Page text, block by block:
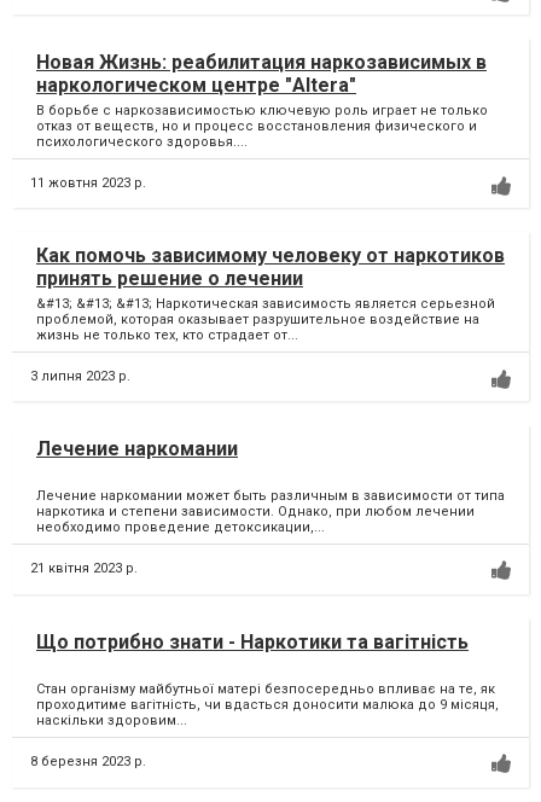
Новая Жизнь: реабилитация наркозависимых в
наркологическом центре "Altera"
В борьбе с наркозависимостью ключевую роль играет не только
отказ от веществ, но и процесс восстановления физического и
психологического здоровья....
11 жовтня 2023 р.
Как помочь зависимому человеку от наркотиков
принять решение о лечении
&#13; &#13; &#13; Наркотическая зависимость является серьезной
проблемой, которая оказывает разрушительное воздействие на
жизнь не только тех, кто страдает от...
3 липня 2023 р.
Лечение наркомании
Лечение наркомании может быть различным в зависимости от типа
наркотика и степени зависимости. Однако, при любом лечении
необходимо проведение детоксикации,...
21 квітня 2023 р.
Що потрибно знати - Наркотики та вагітність
Стан організму майбутньої матері безпосередньо впливає на те, як
проходитиме вагітність, чи вдасться доносити малюка до 9 місяця,
наскільки здоровим...
8 березня 2023 р.